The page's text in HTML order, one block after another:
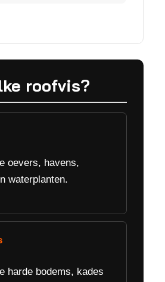
roofvis?
oevers, havens,
waterplanten.
harde bodems, kades